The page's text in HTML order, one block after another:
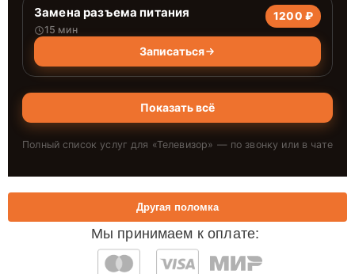
Замена разъема питания
15 мин
1200 ₽
Записаться
Показать всё
Полный список услуг для «Телевизор» — по звонку или в чате
Мы принимаем к оплате:
Другая поломка